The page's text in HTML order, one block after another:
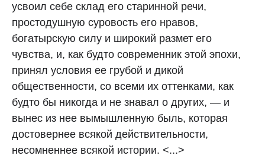
усвоил себе склад его старинной речи,
простодушную суровость его нравов,
богатырскую силу и широкий размет его
чувства, и, как будто современник этой эпохи,
принял условия ее грубой и дикой
общественности, со всеми их оттенками, как
будто бы никогда и не знавал о других, — и
вынес из нее вымышленную быль, которая
достовернее всякой действительности,
несомненнее всякой истории. <...>